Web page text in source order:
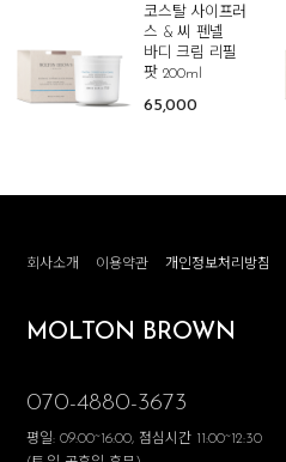
코스탈 사이프러
스 & 씨 펜넬
바디 크림 리필
팟 200ml
65,000
회사소개 이용약관 개인정보처리방침
MOLTON BROWN
070-4880-3673
평일: 09:00~16:00, 점심시간 11:00~12:30